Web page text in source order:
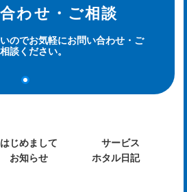
わせ・ご相談
のでお気軽にお問い合わせ・ご
相談ください。
はじめまして
サービス
お知らせ ホタル日記